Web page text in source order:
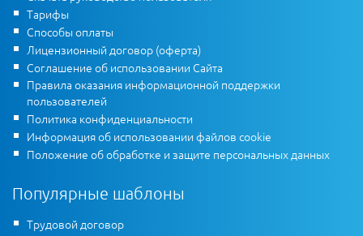
Тарифы
Способы оплаты
Лицензионный договор (оферта)
Соглашение об использовании Сайта
Правила оказания информационной поддержки
пользователей
Политика конфиденциальности
Информация об использовании файлов cookie
Положение об обработке и защите персональных данных
Популярные шаблоны
Трудовой договор